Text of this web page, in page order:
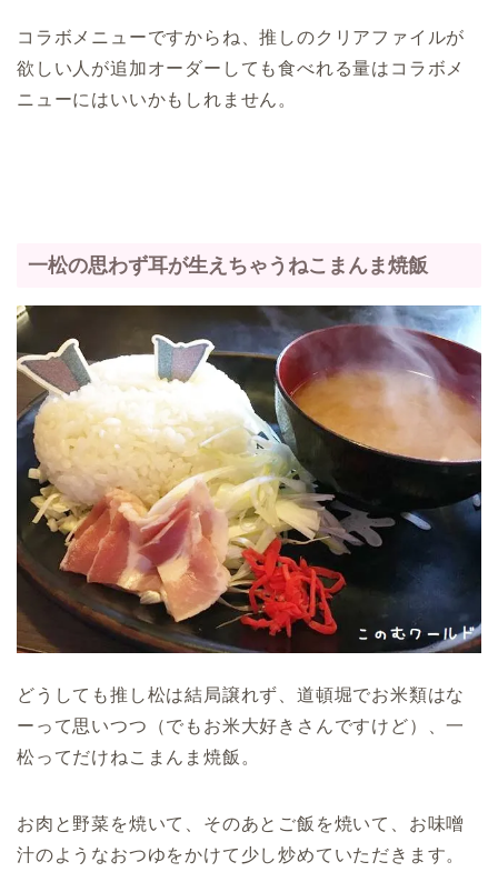
コラボメニューですからね、推しのクリアファイルが
欲しい人が追加オーダーしても食べれる量はコラボメ
ニューにはいいかもしれません。
一松の思わず耳が生えちゃうねこまんま焼飯
どうしても推し松は結局譲れず、道頓堀でお米類はな
ーって思いつつ（でもお米大好きさんですけど）、一
松ってだけねこまんま焼飯。
お肉と野菜を焼いて、そのあとご飯を焼いて、お味噌
汁のようなおつゆをかけて少し炒めていただきます。